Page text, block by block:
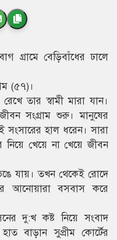
গ্রামে বেড়িবাঁধের ঢালে
(৫৭)।
তার স্বামী মারা যান।
সংগ্রাম শুরু। মানুষের
হাল ধরেন। সারা
খেয়ে না খেয়ে জীবন
যায়। তখন থেকেই রোদে
আনোয়ারা বসবাস করে
দু:খ কষ্ট নিয়ে সংবাদ
বাড়ান সুপ্রীম কোর্টের